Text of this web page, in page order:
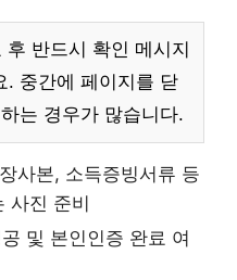
반드시 확인 메시지
. 중간에 페이지를 닫
는 경우가 많습니다.
사본, 소득증빙서류 등
사진 준비
및 본인인증 완료 여